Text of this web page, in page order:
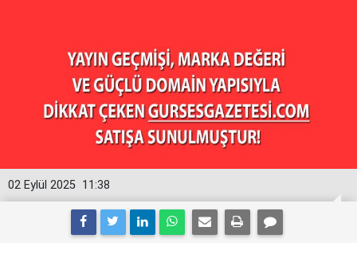
11:38
02 Eylül 2025